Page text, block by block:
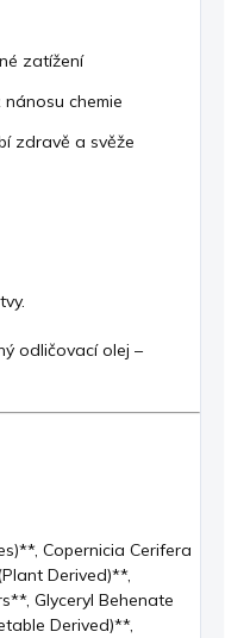
zatížení
chemie
zdravě a svěže
odličovací olej –
Copernicia Cerifera
Derived)**,
Glyceryl Behenate
Derived)**,